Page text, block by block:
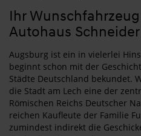
Ihr
Autohaus Schneider
Augsburg ist ein in vielerlei
beginnt schon mit der
Städte Deutschland bekundet.
die Stadt am Lech eine der
Römischen Reichs Deutscher
reichen Kaufleute der Familie
zumindest indirekt die